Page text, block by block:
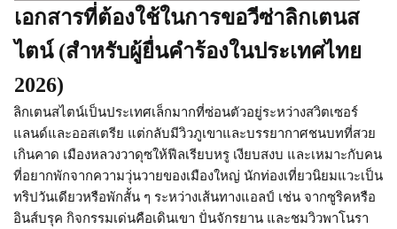
เอกสารที่ต้องใช้ในการขอวีซ่าลิกเตนส
ไตน์ (สำหรับผู้ยื่นคำร้องในประเทศไทย
2026)
ลิกเตนสไตน์เป็นประเทศเล็กมากที่ซ่อนตัวอยู่ระหว่างสวิตเซอร์
แลนด์และออสเตรีย แต่กลับมีวิวภูเขาและบรรยากาศชนบทที่สวย
เกินคาด เมืองหลวงวาดุซให้ฟีลเรียบหรู เงียบสงบ และเหมาะกับคน
ที่อยากพักจากความวุ่นวายของเมืองใหญ่ นักท่องเที่ยวนิยมแวะเป็น
ทริปวันเดียวหรือพักสั้น ๆ ระหว่างเส้นทางแอลป์ เช่น จากซูริคหรือ
อินส์บรุค กิจกรรมเด่นคือเดินเขา ปั่นจักรยาน และชมวิวพาโนรา